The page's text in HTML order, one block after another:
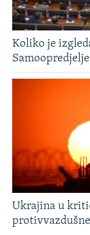
Koliko je
Ukrajina u